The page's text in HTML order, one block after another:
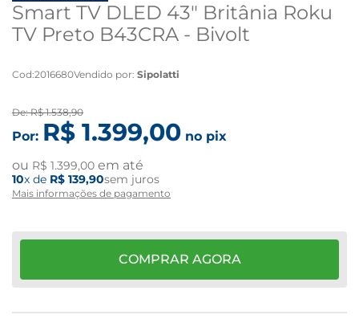
Smart TV DLED 43" Britânia Roku
TV Preto B43CRA - Bivolt
Cod:2016680Vendido por: Sipolatti
De:R$ 1.538,90
Por: R$ 1.399,00 no pix
ou R$ 1.399,00 em até
10x de R$ 139,90sem juros
Mais informações de pagamento
COMPRAR AGORA